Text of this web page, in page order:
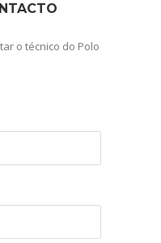
o técnico do Polo